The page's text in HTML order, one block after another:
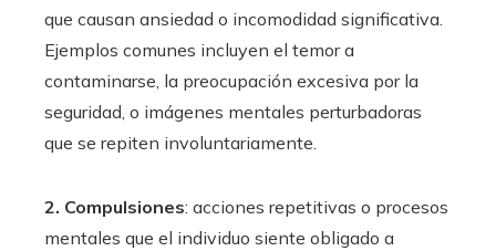
que causan ansiedad o incomodidad significativa.
Ejemplos comunes incluyen el temor a
contaminarse, la preocupación excesiva por la
seguridad, o imágenes mentales perturbadoras
que se repiten involuntariamente.
2. Compulsiones: acciones repetitivas o procesos
mentales que el individuo siente obligado a